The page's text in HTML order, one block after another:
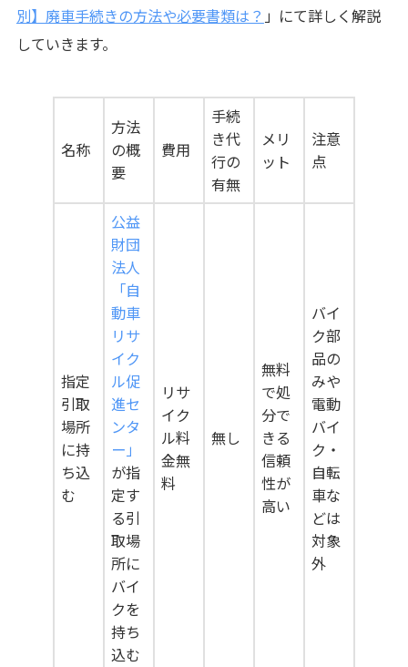
別】廃車手続きの方法や必要書類は？ 」にて詳しく解説
していきます。
名称
方法
の概
要
費用
手続
き代
行の
有無
メリ
ット
注意
点
指定
引取
場所
に持
ち込
む
公益
財団
法人
「自
動車
リサ
イク
ル促
進セ
ンタ
ー」
が指
定す
る引
取場
所に
バイ
クを
持ち
込む
リサ
イク
ル料
金無
料
無し
無料
で処
分で
きる
信頼
性が
高い
バイ
ク部
品の
みや
電動
バイ
ク・
自転
車な
どは
対象
外